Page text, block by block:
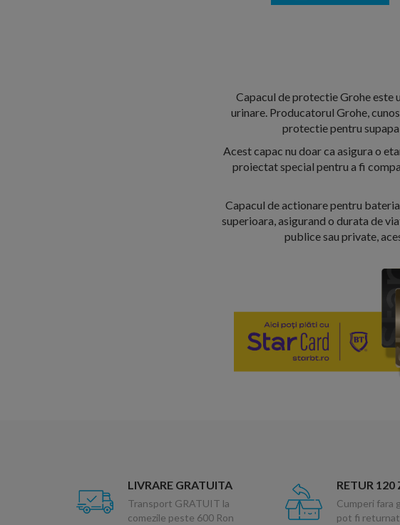
Capacul de protectie Grohe este
urinare. Producatorul Grohe,
protectie pentru
Acest capac nu doar ca asigura o
proiectat special pentru a fi
Capacul de actionare pentru
superioara, asigurand o durata de
publice sau private,
LIVRARE GRATUITA
Transport GRATUIT la
comezile peste 600 Ron
RETUR 120
Cumperi fara
pot fi